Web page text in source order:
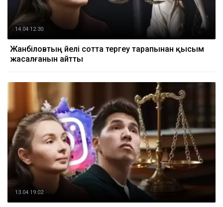
14.04 12:30
Жанәбіловтың әйелі сотта тергеу тарапынан қысым
жасалғанын айтты
13.04 19:02